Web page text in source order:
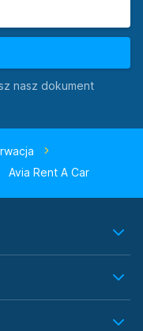
nasz dokument
Avia Rent A Car